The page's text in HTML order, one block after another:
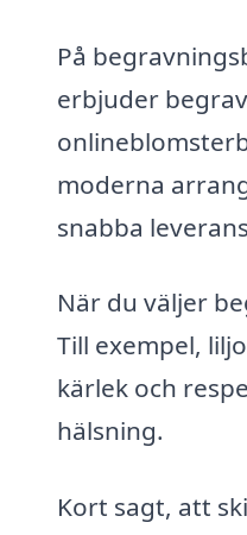
På
erbjuder
moderna
snabba
När du väljer
Till exempel,
kärlek och
hälsning.
Kort sagt, att